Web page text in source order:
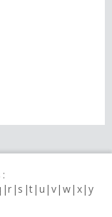
r s t u v w x y